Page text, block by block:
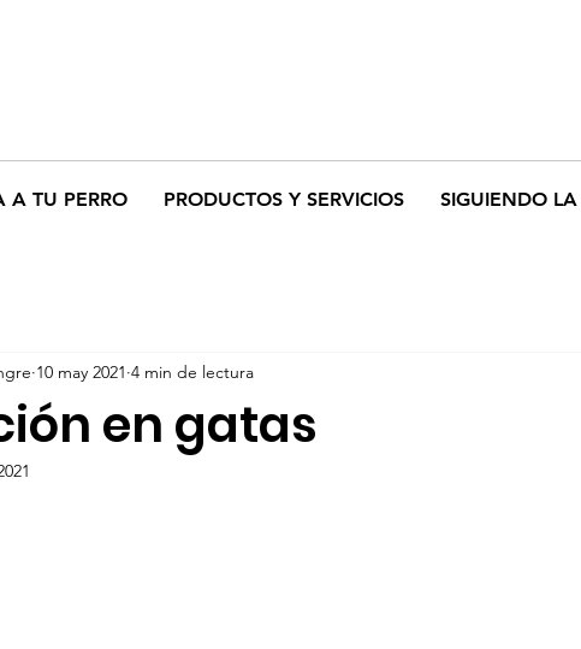
A TU PERRO PRODUCTOS Y SERVICIOS SIGUIENDO LA
en gatas
10 may 2021 4 min de lectura